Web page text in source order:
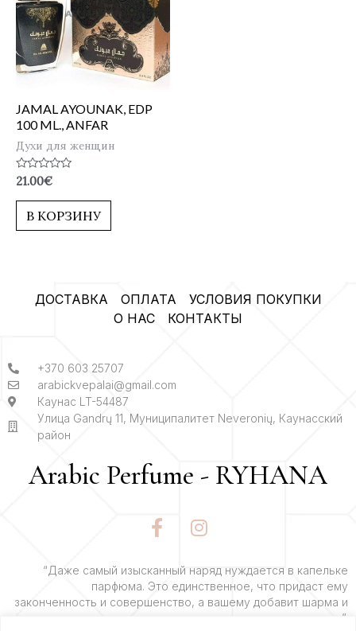
JAMAL AYOUNAK, EDP
100 ML., ANFAR
Духи для женщин
Оценка
из
21.00€
В КОРЗИНУ
ДОСТАВКА ОПЛАТА
УСЛОВИЯ ПОКУПКИ
О НАС
КОНТАКТЫ
+370 603 25707
arabickvepalai@gmail.com
Каунас LT-54487
Улица Gandrų 11, Муниципалитет Neveronių, Каунасский
район
Arabic Perfume - RYHANA
F
a
e
b
o
I
n
t
a
g
“Даже самый изысканный наряд нуждается в капельке
парфюма. Это единственное, что придаст ему
законченность и совершенство, а вашему добавит шарма и
очарования”.